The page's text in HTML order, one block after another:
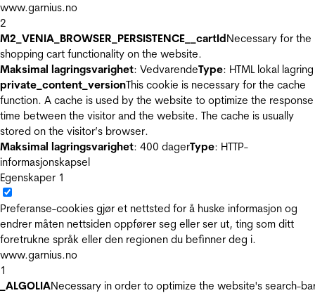
www.garnius.no
2
M2_VENIA_BROWSER_PERSISTENCE__cartIdNecessary for the
shopping cart functionality on the website.
Maksimal lagringsvarighet: VedvarendeType: HTML lokal lagring
private_content_versionThis cookie is necessary for the cache
function. A cache is used by the website to optimize the response
time between the visitor and the website. The cache is usually
stored on the visitor’s browser.
Maksimal lagringsvarighet: 400 dagerType: HTTP-
informasjonskapsel
Egenskaper 1
Preferanse-cookies gjør et nettsted for å huske informasjon og
endrer måten nettsiden oppfører seg eller ser ut, ting som ditt
foretrukne språk eller den regionen du befinner deg i.
www.garnius.no
1
_ALGOLIANecessary in order to optimize the website's search-